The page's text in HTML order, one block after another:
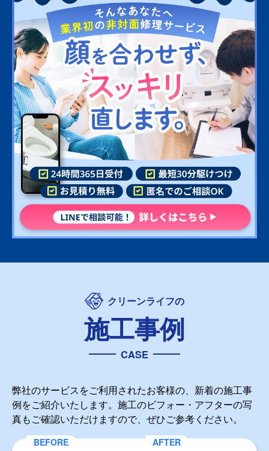
クリーンライフの
施工事例
CASE
弊社のサービスをご利用されたお客様の、新着の施工事
例をご紹介いたします。施工のビフォー・アフターの写
真もご確認いただけますので、ぜひご参考ください。